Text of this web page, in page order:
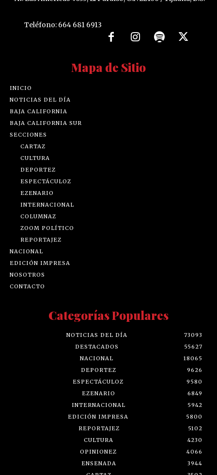
Teléfono: 664 681 6913
Mapa de Sitio
INICIO
NOTICIAS DEL DÍA
BAJA CALIFORNIA
BAJA CALIFORNIA SUR
SECCIONES
CARTAZ
CULTURA
DEPORTEZ
ESPECTÁCULOZ
EZENARIO
INTERNACIONAL
COLUMNAZ
ZOOM POLÍTICO
REPORTAJEZ
NACIONAL
EDICIÓN IMPRESA
NOSOTROS
CONTACTO
Categorías Populares
NOTICIAS DEL DÍA
73093
DESTACADOS
55627
NACIONAL
18065
DEPORTEZ
9626
ESPECTÁCULOZ
9580
EZENARIO
6849
INTERNACIONAL
5942
EDICIÓN IMPRESA
5800
REPORTAJEZ
5102
CULTURA
4230
OPINIONEZ
4066
ENSENADA
3944